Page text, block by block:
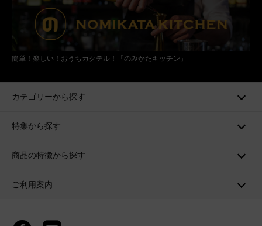
簡単！楽しい！おうちカクテル！「のみかたキッチン」
カテゴリーから探す
特集から探す
商品の特徴から探す
ご利用案内